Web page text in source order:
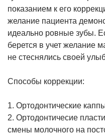
показанием к его
желание пациента
идеально ровные зубы.
берется в учет желание
не стеснялись своей
Способы коррекции:
1. Ортодонтические
2. Ортодонтичесие
смены молочного на